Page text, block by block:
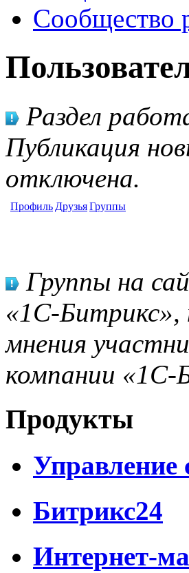
Сообщество
Раздел
Публикация
отключена.
Профиль ДрузьяГруппы
Группы на
«1С-Битрикс»,
мнения
компании «1С-
Продукты
Управление
Битрикс24
Интернет-